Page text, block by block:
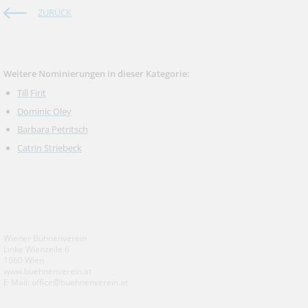
ZURÜCK
Weitere Nominierungen in dieser Kategorie:
Till Firit
Dominic Oley
Barbara Petritsch
Catrin Striebeck